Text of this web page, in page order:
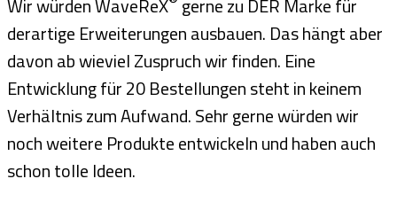
derartige Erweiterungen ausbauen. Das hängt aber
davon ab wieviel Zuspruch wir finden. Eine
Entwicklung für 20 Bestellungen steht in keinem
Verhältnis zum Aufwand. Sehr gerne würden wir
noch weitere Produkte entwickeln und haben auch
schon tolle Ideen.